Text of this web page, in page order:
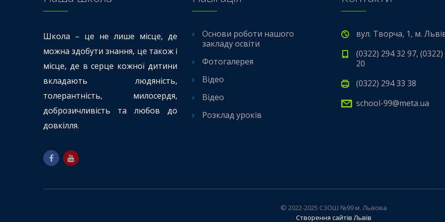
Школа – це не лише місце, де
можна здобути знання, це також і
місце, де в серце кожної дитини
вкладають людяність,
толерантність, милосердя,
доброзичливість та любов до
довкілля.
Основи роботи нашого
закладу освіти
Фотогалерея
Відео
Відео
Розклад уроків
вул. Творча, 1, м.
(0322) 294 32 97,
20
(0322) 294 33 38
school-99@meta.ua
© 2022-2025 СЗОШ №99 м. Львова
Створення сайтів Львів